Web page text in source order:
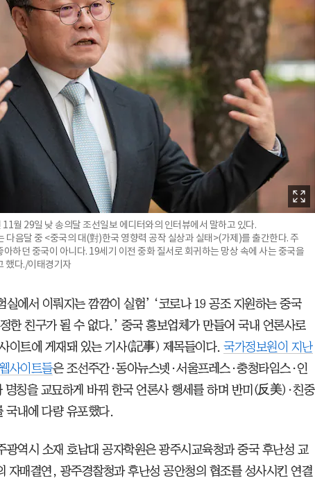
월 29일 낮 송의달 조선일보 에디터와의 인터뷰에서 말하고 있다.
다음달 중 <중국의 대(對)한국 영향력 공작 실상과 실태>(가제)를 출간한다. 주
하던 중국이 아니다. 19세기 이전 중화 질서로 회귀하는 망상 속에 사는 중국을
했다./이태경기자
실에서 이뤄지는 깜깜이 실험’ ‘코로나 19 공조 지원하는 중국
한 친구가 될 수 없다.’ 중국 홍보업체가 만들어 국내 언론사로
이트에 게재돼 있는 기사(記事) 제목들이다. 국가정보원이 지난
사이트들은 조선주간·동아뉴스넷·서울프레스·충청타임스·인
명칭을 교묘하게 바꿔 한국 언론사 행세를 하며 반미(反美)·친중
국내에 다량 유포했다.
광역시 소재 호남대 공자학원은 광주시교육청과 중국 후난성 교
자매결연, 광주경찰청과 후난성 공안청의 협조를 성사시킨 연결